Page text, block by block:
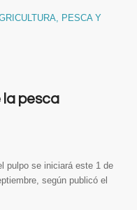
PESCA Y
la pesca
pulpo se iniciará este 1 de
según publicó el